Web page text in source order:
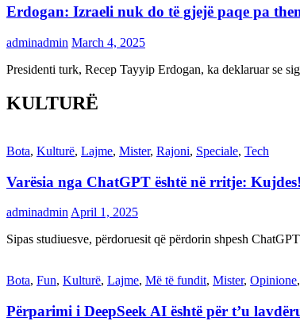
Erdogan: Izraeli nuk do të gjejë paqe pa
adminadmin March 4, 2025
Presidenti turk, Recep Tayyip Erdogan, ka deklaruar se
KULTURË
Bota, Kulturë, Lajme, Mister, Rajoni, Speciale, Tech
Varësia nga ChatGPT është në rritje:
adminadmin April 1, 2025
Sipas studiuesve, përdoruesit që përdorin shpesh
Bota, Fun, Kulturë, Lajme, Më të fundit, Mister, Opinione,
Përparimi i DeepSeek AI është për t’u